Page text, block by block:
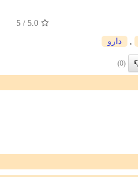
5.0
/ 5
دارو
(0)